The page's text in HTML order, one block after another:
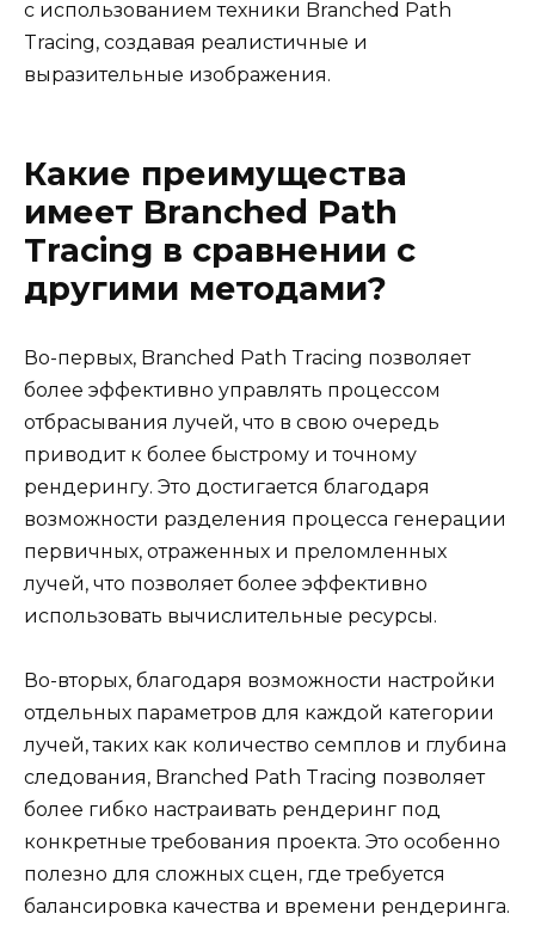
с использованием техники Branched Path
Tracing, создавая реалистичные и
выразительные изображения.
Какие преимущества
имеет Branched Path
Tracing в сравнении с
другими методами?
Во-первых, Branched Path Tracing позволяет
более эффективно управлять процессом
отбрасывания лучей, что в свою очередь
приводит к более быстрому и точному
рендерингу. Это достигается благодаря
возможности разделения процесса генерации
первичных, отраженных и преломленных
лучей, что позволяет более эффективно
использовать вычислительные ресурсы.
Во-вторых, благодаря возможности настройки
отдельных параметров для каждой категории
лучей, таких как количество семплов и глубина
следования, Branched Path Tracing позволяет
более гибко настраивать рендеринг под
конкретные требования проекта. Это особенно
полезно для сложных сцен, где требуется
балансировка качества и времени рендеринга.